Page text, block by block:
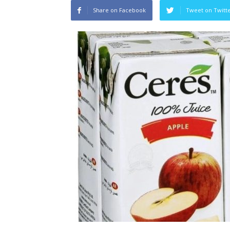
Share on Facebook Tweet on